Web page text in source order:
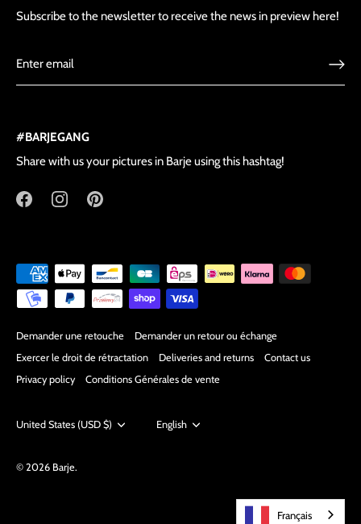
Subscribe to the newsletter to receive the news in preview here!
#BARJEGANG
Share with us your pictures in Barje using this hashtag!
Demander une retouche
Demander un retour ou échange
Exercer le droit de rétractation
Deliveries and returns
Contact us
Privacy policy
Conditions Générales de vente
Currency
United States (USD $) Language
English
© 2026 Barje.
Français